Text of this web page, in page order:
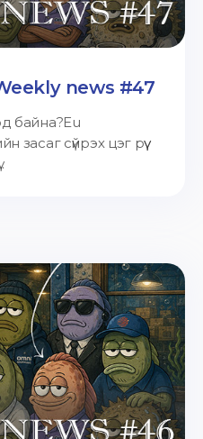
news #47
байна?Eu
засаг сүйрэх цэг рүү